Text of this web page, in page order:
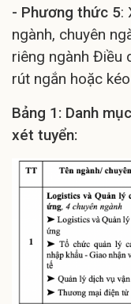
- Phương thức 5:
ngành, chuyên
riêng ngành Điều
rút ngắn hoặc
Bảng 1: Danh
xét tuyển: